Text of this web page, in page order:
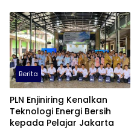
Berita
PLN Enjiniring Kenalkan
Teknologi Energi Bersih
kepada Pelajar Jakarta